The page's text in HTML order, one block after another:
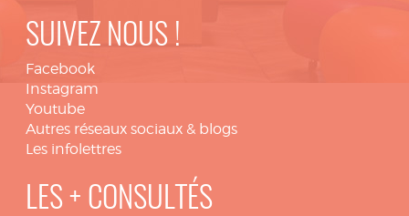
SUIVEZ NOUS !
Facebook
Instagram
Youtube
Autres réseaux sociaux & blogs
Les infolettres
LES + CONSULTÉS